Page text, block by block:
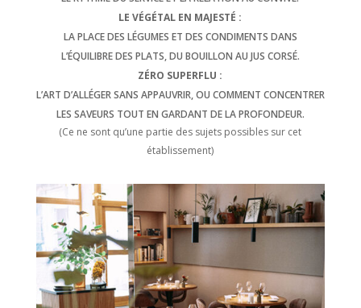
LE VÉGÉTAL EN MAJESTÉ :
LA PLACE DES LÉGUMES ET DES CONDIMENTS DANS
L’ÉQUILIBRE DES PLATS, DU BOUILLON AU JUS CORSÉ.
ZÉRO SUPERFLU :
L’ART D’ALLÉGER SANS APPAUVRIR, OU COMMENT CONCENTRER
LES SAVEURS TOUT EN GARDANT DE LA PROFONDEUR.
(Ce ne sont qu’une partie des sujets possibles sur cet
établissement)